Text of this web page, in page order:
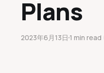
Plans
2023年6月13日1 min read